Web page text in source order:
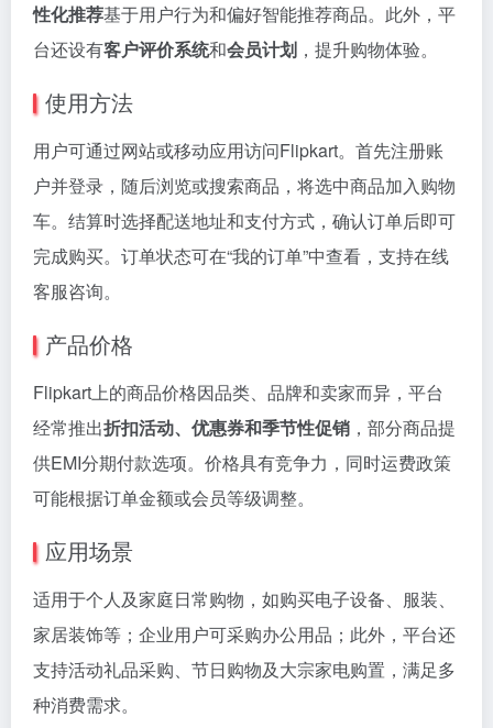
性化推荐基于用户行为和偏好智能推荐商品。此外，平
台还设有客户评价系统和会员计划 ，提升购物体验。
使用方法
用户可通过网站或移动应用访问Flipkart。首先注册账
户并登录，随后浏览或搜索商品，将选中商品加入购物
车。结算时选择配送地址和支付方式，确认订单后即可
完成购买。订单状态可在“我的订单”中查看，支持在线
客服咨询。
产品价格
Flipkart上的商品价格因品类、品牌和卖家而异，平台
经常推出折扣活动、优惠券和季节性促销 ，部分商品提
供EMI分期付款选项。价格具有竞争力，同时运费政策
可能根据订单金额或会员等级调整。
应用场景
适用于个人及家庭日常购物，如购买电子设备、服装、
家居装饰等；企业用户可采购办公用品；此外，平台还
支持活动礼品采购、节日购物及大宗家电购置，满足多
种消费需求。